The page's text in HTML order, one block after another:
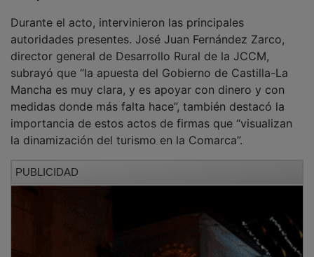
autoridades presentes. José Juan Fernández Zarco,
director general de Desarrollo Rural de la JCCM,
subrayó que “la apuesta del Gobierno de Castilla-La
Mancha es muy clara, y es apoyar con dinero y con
medidas donde más falta hace”, también destacó la
importancia de estos actos de firmas que “visualizan
la dinamización del turismo en la Comarca”.